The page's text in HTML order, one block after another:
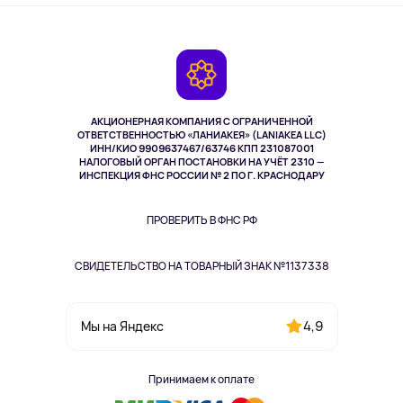
АКЦИОНЕРНАЯ КОМПАНИЯ С ОГРАНИЧЕННОЙ
ОТВЕТСТВЕННОСТЬЮ «ЛАНИАКЕЯ» (LANIAKEA LLC)
ИНН/КИО 9909637467/63746 КПП 231087001
НАЛОГОВЫЙ ОРГАН ПОСТАНОВКИ НА УЧЁТ 2310 —
ИНСПЕКЦИЯ ФНС РОССИИ № 2 ПО Г. КРАСНОДАРУ
ПРОВЕРИТЬ В ФНС РФ
СВИДЕТЕЛЬСТВО НА ТОВАРНЫЙ ЗНАК №1137338
Мы на Яндекс 4,9
Принимаем к оплате
Здоровье питомцев
Одежда и аксессуары